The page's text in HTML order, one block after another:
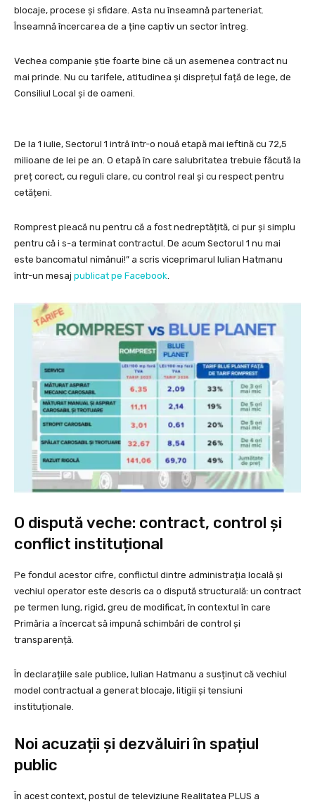
blocaje, procese și sfidare. Asta nu înseamnă parteneriat.
Înseamnă încercarea de a ține captiv un sector întreg.
Vechea companie știe foarte bine că un asemenea contract nu
mai prinde. Nu cu tarifele, atitudinea și disprețul față de lege, de
Consiliul Local și de oameni.
De la 1 iulie, Sectorul 1 intră într-o nouă etapă mai ieftină cu 72,5
milioane de lei pe an. O etapă în care salubritatea trebuie făcută la
preț corect, cu reguli clare, cu control real și cu respect pentru
cetățeni.
Romprest pleacă nu pentru că a fost nedreptățită, ci pur și simplu
pentru că i s-a terminat contractul. De acum Sectorul 1 nu mai
este bancomatul nimănui!” a scris viceprimarul Iulian Hatmanu
într-un mesaj publicat pe Facebook.
O dispută veche: contract, control și
conflict instituțional
Pe fondul acestor cifre, conflictul dintre administrația locală și
vechiul operator este descris ca o dispută structurală: un contract
pe termen lung, rigid, greu de modificat, în contextul în care
Primăria a încercat să impună schimbări de control și
transparență.
În declarațiile sale publice, Iulian Hatmanu a susținut că vechiul
model contractual a generat blocaje, litigii și tensiuni
instituționale.
Noi acuzații și dezvăluiri în spațiul
public
În acest context, postul de televiziune Realitatea PLUS a